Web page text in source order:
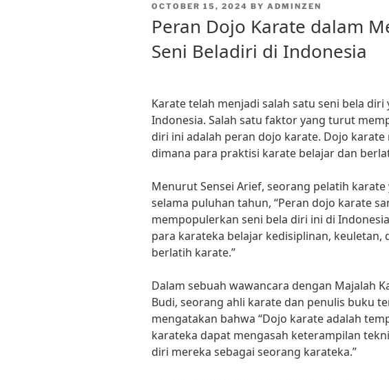
POSTED
OCTOBER 15, 2024 BY ADMINZEN
Peran Dojo Karate dalam
Seni Beladiri di Indonesia
Karate telah menjadi salah satu seni bela
Indonesia. Salah satu faktor yang turut
diri ini adalah peran dojo karate. Dojo
dimana para praktisi karate belajar dan
Menurut Sensei Arief, seorang pelatih
selama puluhan tahun, “Peran dojo karate
mempopulerkan seni bela diri ini di
para karateka belajar kedisiplinan, keuletan,
berlatih karate.”
Dalam sebuah wawancara dengan Majalah
Budi, seorang ahli karate dan penulis buku
mengatakan bahwa “Dojo karate adalah
karateka dapat mengasah keterampilan
diri mereka sebagai seorang karateka.”